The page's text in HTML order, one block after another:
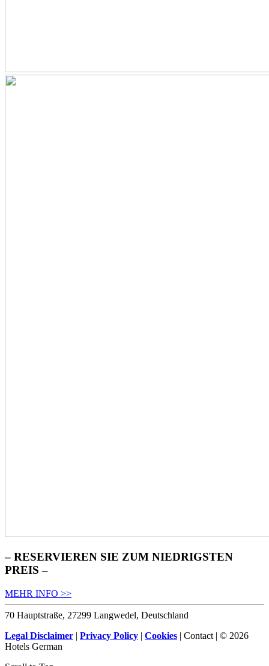
– RESERVIEREN SIE ZUM NIEDRIGSTEN
PREIS –
MEHR INFO >>
70 Hauptstraße, 27299 Langwedel, Deutschland
Legal Disclaimer | Privacy Policy | Cookies | Contact | © 2026
Hotels German